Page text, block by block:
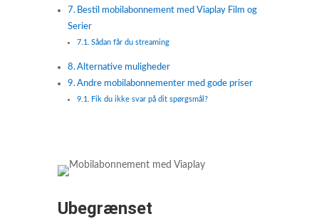
Bestil mobilabonnement med Viaplay Film og
Serier
Sådan får du streaming
Alternative muligheder
Andre mobilabonnementer med gode priser
Fik du ikke svar på dit spørgsmål?
Ubegrænset